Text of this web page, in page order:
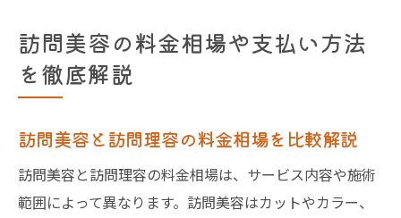
訪問美容の料金相場や支払い方法
を徹底解説
訪問美容と訪問理容の料金相場を比較解説
訪問美容と訪問理容の料金相場は、サービス内容や施術
範囲によって異なります。訪問美容はカットやカラー、